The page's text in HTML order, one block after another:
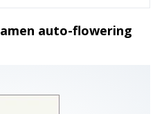
auto-flowering